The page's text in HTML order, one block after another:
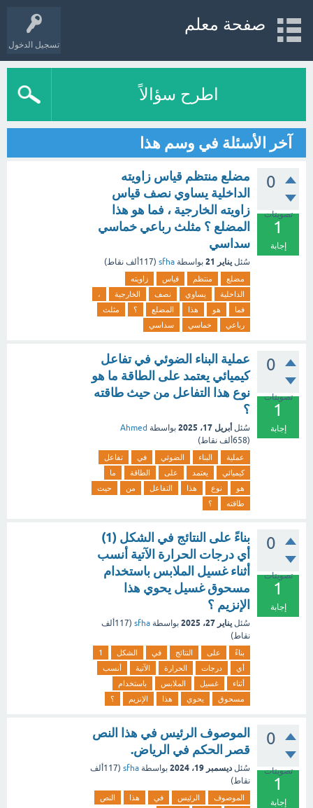
تسجيل الدخول
صفحة معلم
اطرح سؤالاً
آخر الأسئلة في وسم هذا
0
تصويتات
1
إجابة
مضلع منتظم قياس زاويته
الداخلية يساوي نصف قياس
زاويته الخارجية ، فما هو هذا
المضلع ؟ مثلث رباعي خماسي
سداسي
سُئل يناير 21 بواسطة sfha
(117ألف نقاط)
مضلع منتظم قياس
زاويته
الداخلية
يساوي نصف الخارجية
،
فما
هو هذا المضلع ؟
مثلث
رباعي
خماسي سداسي
0
تصويتات
1
إجابة
عملية البناء الضوئي في تفاعل
كيميائي يعتمد على الطاقة ما هو
نوع هذا التفاعل من حيث طاقته
؟
سُئل أبريل 17، 2025 بواسطة Ahmed
(658ألف نقاط)
عملية البناء الضوئي في
تفاعل
كيميائي
يعتمد على الطاقة
ما
هو
نوع هذا التفاعل من
حيث
طاقته
؟
0
تصويتات
1
إجابة
بناءً على النتائج في الشكل (1)
أي درجات الحرارة الآتية أنسب
أثناء غسيل الملابس باستخدام
مسحوق غسيل يحوي هذا
الإنزيم ؟
سُئل يناير 27، 2025 بواسطة sfha
(117ألف
نقاط)
بناءً على النتائج في الشكل
1
أي
درجات الحرارة الآتية
أنسب
أثناء
غسيل الملابس
باستخدام
مسحوق
يحوي هذا الإنزيم ؟
0
تصويتات
1
إجابة
الموصوف الرئيس في هذا النص
قصر الحكم في الرياض.
سُئل ديسمبر 19، 2024 بواسطة sfha
(117ألف
نقاط)
الموصوف الرئيس في هذا
النص